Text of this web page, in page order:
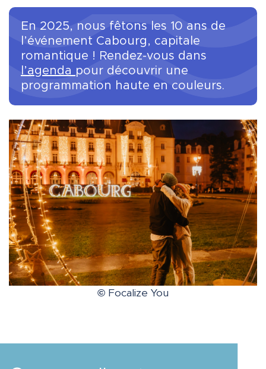
En 2025, nous fêtons les 10 ans de
l’événement Cabourg, capitale
romantique ! Rendez-vous dans
l’agenda pour découvrir une
programmation haute en couleurs.
© Focalize You